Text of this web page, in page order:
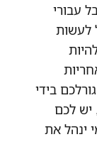
עבורי
לעשות
בידי
יש לכם
ינהל את